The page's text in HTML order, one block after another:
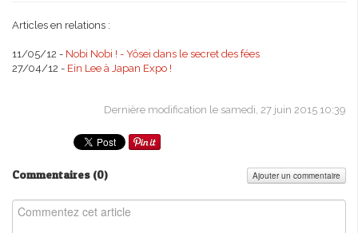
Articles en relations :
11/05/12 - Nobi Nobi ! - Yôsei dans le secret des fées
27/04/12 - Ein Lee à Japan Expo !
Dernière modification le samedi, 27 juin 2015 10:39
Commentaires (0) Ajouter un commentaire